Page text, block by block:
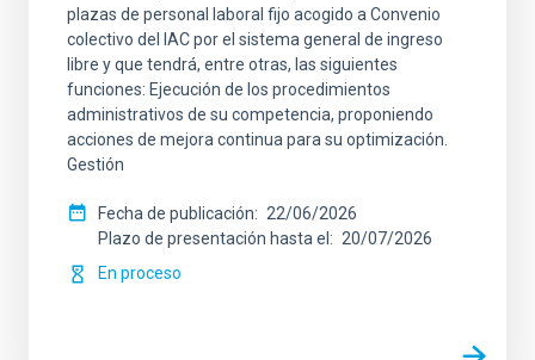
plazas de personal laboral fijo acogido a Convenio
colectivo del IAC por el sistema general de ingreso
libre y que tendrá, entre otras, las siguientes
funciones: Ejecución de los procedimientos
administrativos de su competencia, proponiendo
acciones de mejora continua para su optimización.
Gestión
Fecha de publicación
22/06/2026
Plazo de presentación hasta el
20/07/2026
En proceso